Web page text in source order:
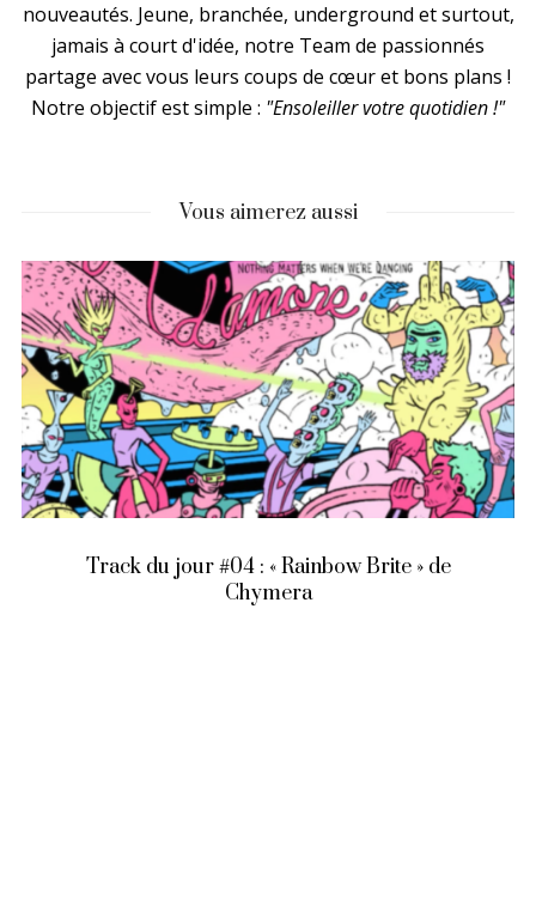
nouveautés. Jeune, branchée, underground et surtout,
jamais à court d'idée, notre Team de passionnés
partage avec vous leurs coups de cœur et bons plans !
Notre objectif est simple : "Ensoleiller votre quotidien !"
Vous aimerez aussi
Track du jour #04 : « Rainbow Brite » de
Chymera